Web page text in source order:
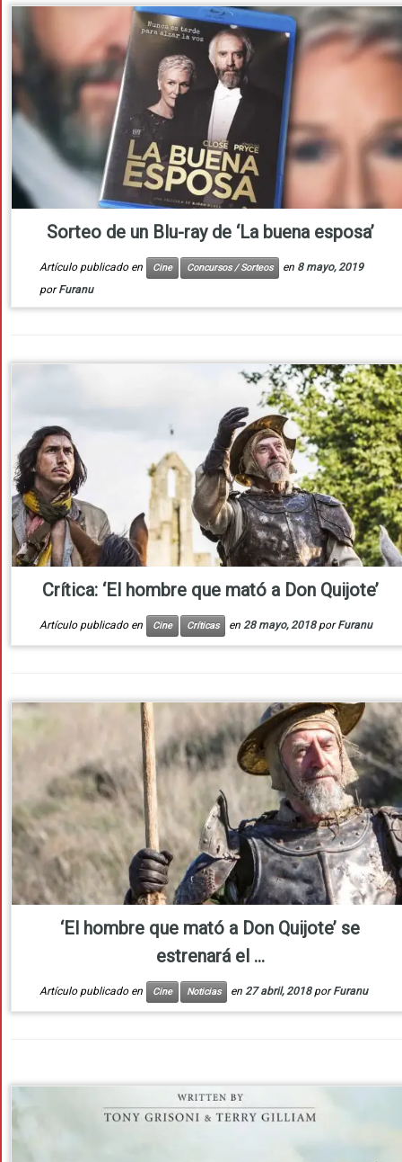
Sorteo de un Blu-ray de ‘La buena esposa’
Artículo publicado en Cine Concursos / Sorteos en 8 mayo, 2019
porFuranu
Crítica: ‘El hombre que mató a Don Quijote’
Artículo publicado en Cine Críticas en 28 mayo, 2018 porFuranu
‘El hombre que mató a Don Quijote’ se
estrenará el ...
Artículo publicado en Cine Noticias en 27 abril, 2018 porFuranu